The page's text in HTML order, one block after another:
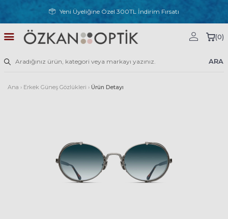
Yeni Üyeliğine Özel 300TL İndirim Fırsatı
ARA
(0)
Ana › Erkek Güneş Gözlükleri › Ürün Detayı